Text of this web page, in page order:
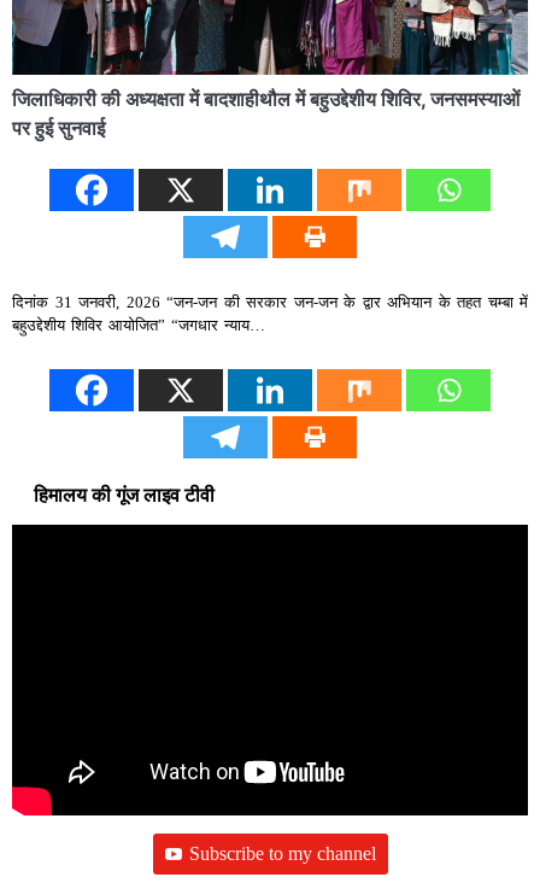
जिलाधिकारी की अध्यक्षता में बादशाहीथौल में बहुउद्देशीय शिविर, जनसमस्याओं
पर हुई सुनवाई
दिनांक 31 जनवरी, 2026 “जन-जन की सरकार जन-जन के द्वार अभियान के तहत चम्बा में
बहुउद्देशीय शिविर आयोजित” “जगधार न्याय…
हिमालय की गूंज लाइव टीवी
Subscribe to my channel